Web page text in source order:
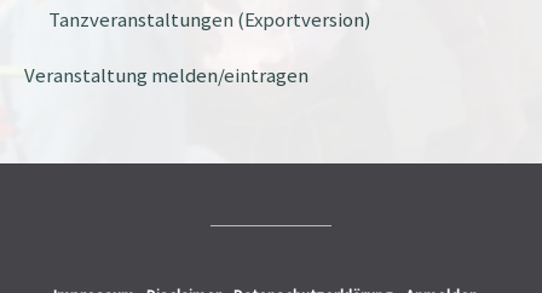
Tanzveranstaltungen (Exportversion)
Veranstaltung melden/eintragen